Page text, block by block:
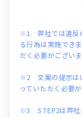
※1 弊社では違反
る行為は実施でき
だく必要がございま
※2 文案の提示は
っていただく必要が
※3 STEP2は弊社